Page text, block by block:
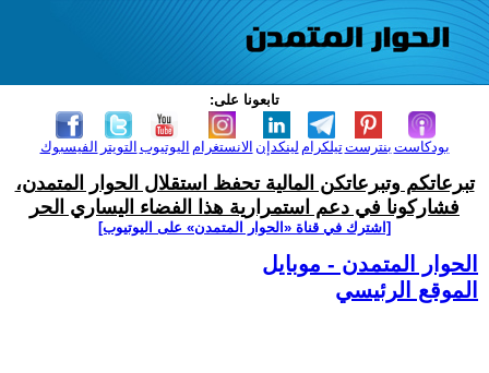
تابعونا على:
الفيسبوك التويتر اليوتيوب الانستغرام لينكدإن تيلكرامبنترست بودكاست
تبرعاتكم وتبرعاتكن المالية تحفظ استقلال الحوار المتمدن،
فشاركونا في دعم استمرارية هذا الفضاء اليساري الحر
[اشترك في قناة ‫«الحوار المتمدن» على اليوتيوب]
الحوار المتمدن - موبايل
الموقع الرئيسي